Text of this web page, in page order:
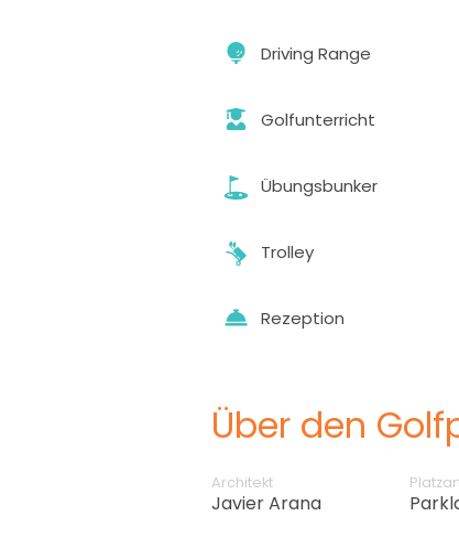
Driving Range
Golfunterricht
Übungsbunker
Trolley
Rezeption
Über den
Architekt
Javier Arana